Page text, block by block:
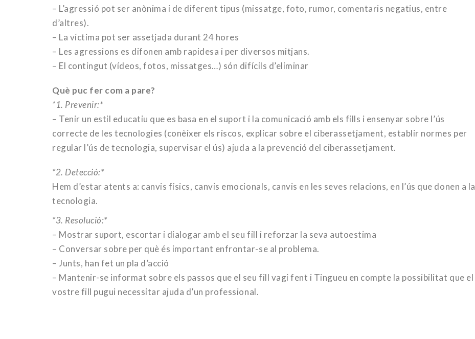
– L’agressió pot ser anònima i de diferent tipus (missatge, foto, rumor, comentaris negatius, entre
d’altres).
– La víctima pot ser assetjada durant 24 hores
– Les agressions es difonen amb rapidesa i per diversos mitjans.
– El contingut (vídeos, fotos, missatges…) són difícils d’eliminar
Què puc fer com a pare?
*1. Prevenir:*
– Tenir un estil educatiu que es basa en el suport i la comunicació amb els fills i ensenyar sobre l’ús
correcte de les tecnologies (conèixer els riscos, explicar sobre el ciberassetjament, establir normes per
regular l’ús de tecnologia, supervisar el ús) ajuda a la prevenció del ciberassetjament.
*2. Detecció:*
Hem d’estar atents a: canvis físics, canvis emocionals, canvis en les seves relacions, en l’ús que donen a la
tecnologia.
*3. Resolució:*
– Mostrar suport, escortar i dialogar amb el seu fill i reforzar la seva autoestima
– Conversar sobre per què és important enfrontar-se al problema.
– Junts, han fet un pla d’acció
– Mantenir-se informat sobre els passos que el seu fill vagi fent i Tingueu en compte la possibilitat que el
vostre fill pugui necessitar ajuda d’un professional.